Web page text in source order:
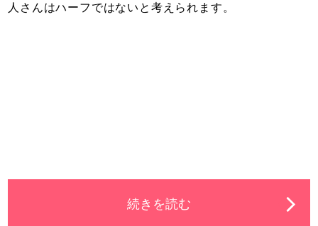
人さんはハーフではないと考えられます。
続きを読む